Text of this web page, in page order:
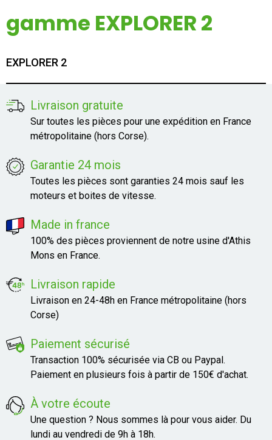
gamme EXPLORER 2
EXPLORER 2
Livraison gratuite
Sur toutes les pièces pour une expédition en France
métropolitaine (hors Corse).
Garantie 24 mois
Toutes les pièces sont garanties 24 mois sauf les
moteurs et boites de vitesse.
Made in france
100% des pièces proviennent de notre usine d'Athis
Mons en France.
Livraison rapide
Livraison en 24-48h en France métropolitaine (hors
Corse)
Paiement sécurisé
Transaction 100% sécurisée via CB ou Paypal.
Paiement en plusieurs fois à partir de 150€ d'achat.
À votre écoute
Une question ? Nous sommes là pour vous aider. Du
lundi au vendredi de 9h à 18h.